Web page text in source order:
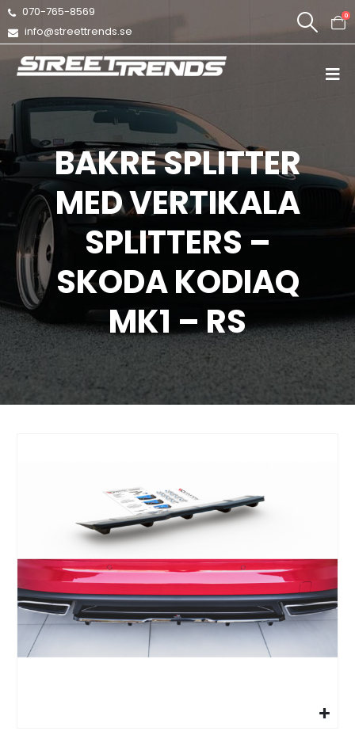
070-765-8569
info@streettrends.se
0
BAKRE SPLITTER
MED VERTIKALA
SPLITTERS –
SKODA KODIAQ
MK1 – RS